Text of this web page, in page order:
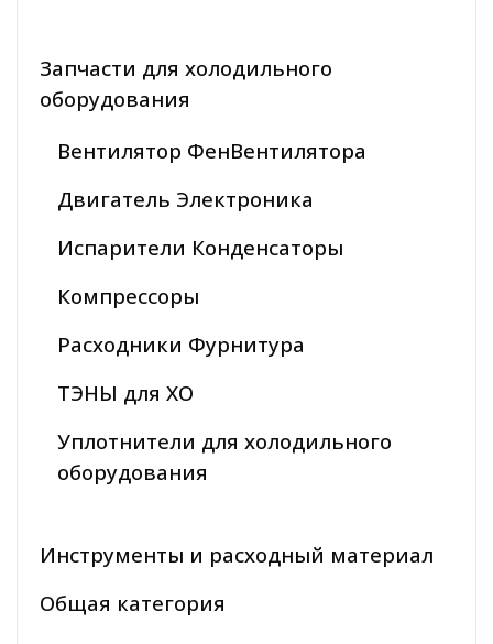
Запчасти для холодильного
оборудования
Вентилятор ФенВентилятора
Двигатель Электроника
Испарители Конденсаторы
Компрессоры
Расходники Фурнитура
ТЭНЫ для ХО
Уплотнители для холодильного
оборудования
Инструменты и расходный материал
Общая категория